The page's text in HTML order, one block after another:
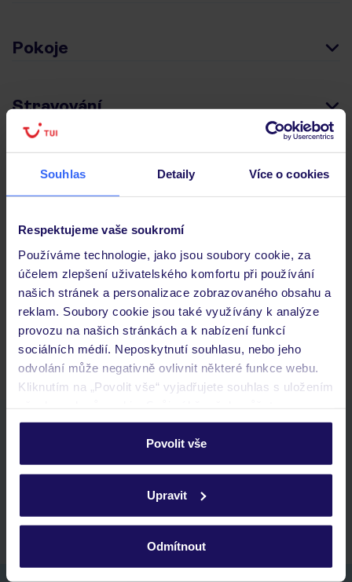
Souhlas Detaily Více o cookies
Respektujeme vaše soukromí
Používáme technologie, jako jsou soubory cookie, za
účelem zlepšení uživatelského komfortu při používání
našich stránek a personalizace zobrazovaného obsahu a
reklam. Soubory cookie jsou také využívány k analýze
provozu na našich stránkách a k nabízení funkcí
sociálních médií. Neposkytnutí souhlasu, nebo jeho
odvolání může negativně ovlivnit některé funkce webu.
Kliknutím na „Povolit vše“ vyjadřujete souhlas s uložením
personalizovat v sekci „Personalizace“.
Podrobné informace o souborech cookie naleznete v
ochrany osobních údajů.
Povolit vše
Upravit
Odmítnout
Pokoje
Stravování
Často kladené otázky
Jaké doklady jsou potřebné při cestování?
Budeme ubytováni ihned po příjezdu do hotelu?
Kam jít po přistání a vyzvednutí zavazadel?
Zobrazit další
Stáhněte si bezplatnou aplikaci TUI
rychlé vyhledávání a prohlížení nabídek
seznam oblíbených nabídek a možnost jejich sdílení
kontakt s TUI a všechny informace o tvé rezervaci v myTUI